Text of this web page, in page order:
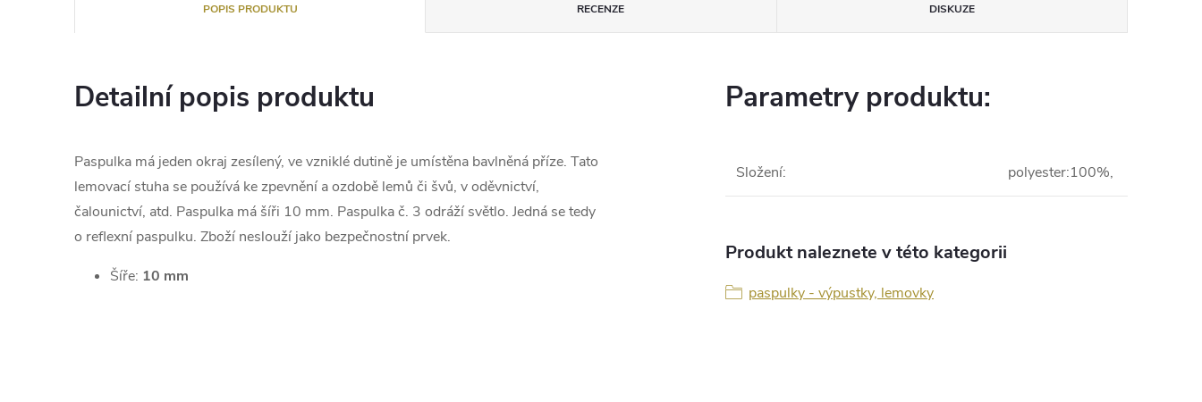
POPIS PRODUKTU RECENZE DISKUZE
Detailní popis produktu
Paspulka má jeden okraj zesílený, ve vzniklé dutině je umístěna bavlněná příze. Tato
lemovací stuha se používá ke zpevnění a ozdobě lemů či švů, v oděvnictví,
čalounictví, atd. Paspulka má šíři 10 mm. Paspulka č. 3 odráží světlo. Jedná se tedy
o reflexní paspulku. Zboží neslouží jako bezpečnostní prvek.
Šíře: 10 mm
Parametry produktu:
Složení: polyester:100%,
Produkt naleznete v této kategorii
paspulky - výpustky, lemovky